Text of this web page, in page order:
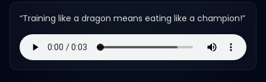
“Training like a dragon means eating like a champion!”